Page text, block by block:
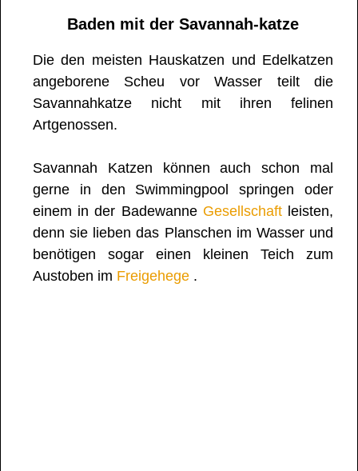
Baden mit der Savannah-katze
Die den meisten Hauskatzen und Edelkatzen
angeborene Scheu vor Wasser teilt die
Savannahkatze nicht mit ihren felinen
Artgenossen.
Savannah Katzen können auch schon mal
gerne in den Swimmingpool springen oder
einem in der Badewanne Gesellschaftleisten,
denn sie lieben das Planschen im Wasser und
benötigen sogar einen kleinen Teich zum
Austoben im Freigehege .